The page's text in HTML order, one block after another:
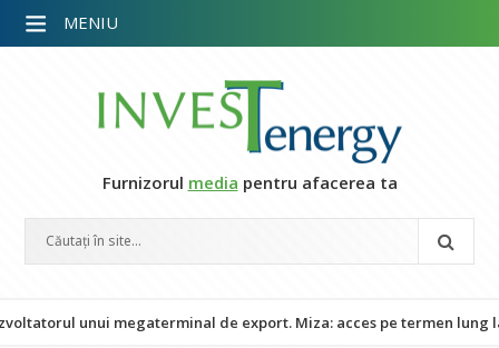
Furnizorul media pentru afacerea ta
megaterminal de export. Miza: acces pe termen lung la LNG din
MENIU